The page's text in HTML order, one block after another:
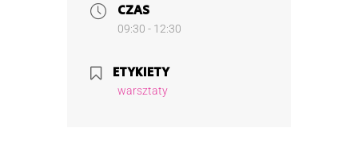
CZAS
09:30 - 12:30
ETYKIETY
warsztaty